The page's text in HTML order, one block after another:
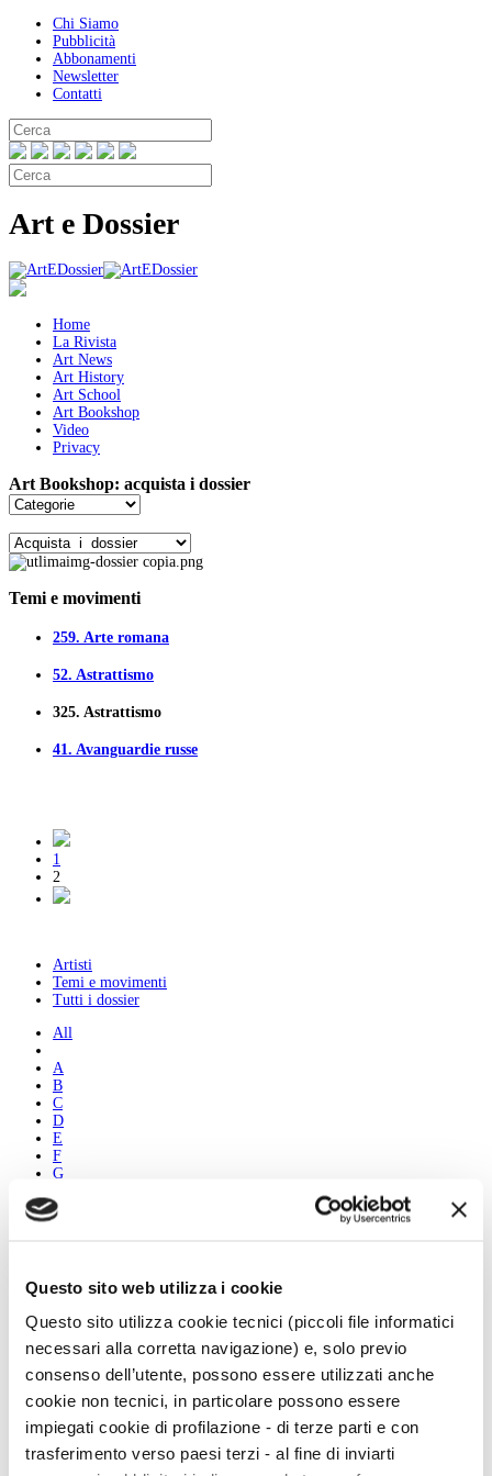
Questo sito web utilizza i cookie
Questo sito utilizza cookie tecnici (piccoli file informatici
necessari alla corretta navigazione) e, solo previo
consenso dell’utente, possono essere utilizzati anche
cookie non tecnici, in particolare possono essere
impiegati cookie di profilazione - di terze parti e con
trasferimento verso paesi terzi - al fine di inviarti
Chi Siamo
Pubblicità
Abbonamenti
Newsletter
Contatti
Art e Dossier
Home
La Rivista
Art News
Art History
Art School
Art Bookshop
Video
Privacy
Art Bookshop: acquista i dossier
Temi e movimenti
259. Arte romana
52. Astrattismo
325. Astrattismo
41. Avanguardie russe
1
2
Artisti
Temi e movimenti
Tutti i dossier
All
A
B
C
D
E
F
G
I
J
N
P
Q
S
T
U
V
W